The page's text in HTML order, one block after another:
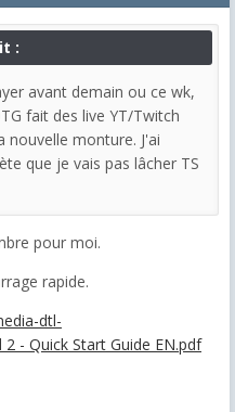
:
avant demain ou ce wk,
fait des live YT/Twitch
nouvelle monture. J'ai
que je vais pas lâcher TS
pour moi.
rapide.
dtl-
- Quick Start Guide EN.pdf